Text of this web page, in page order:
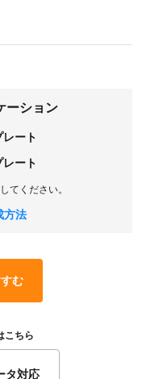
ーション
レート
レート
てください。
方法
む
こちら
タ対応